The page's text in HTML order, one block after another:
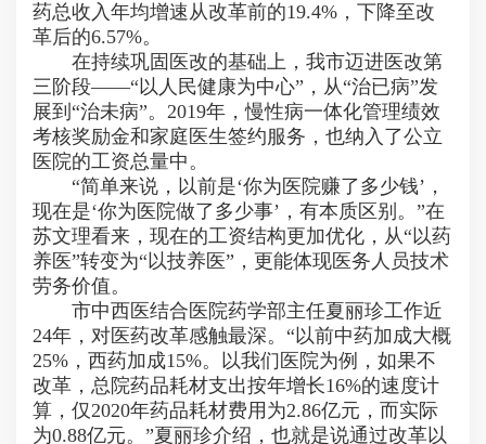
药总收入年均增速从改革前的19.4%，下降至改
革后的6.57%。
在持续巩固医改的基础上，我市迈进医改第
三阶段——“以人民健康为中心”，从“治已病”发
展到“治未病”。2019年，慢性病一体化管理绩效
考核奖励金和家庭医生签约服务，也纳入了公立
医院的工资总量中。
“简单来说，以前是‘你为医院赚了多少钱’，
现在是‘你为医院做了多少事’，有本质区别。”在
苏文理看来，现在的工资结构更加优化，从“以药
养医”转变为“以技养医”，更能体现医务人员技术
劳务价值。
市中西医结合医院药学部主任夏丽珍工作近
24年，对医药改革感触最深。“以前中药加成大概
25%，西药加成15%。以我们医院为例，如果不
改革，总院药品耗材支出按年增长16%的速度计
算，仅2020年药品耗材费用为2.86亿元，而实际
为0.88亿元。”夏丽珍介绍，也就是说通过改革以